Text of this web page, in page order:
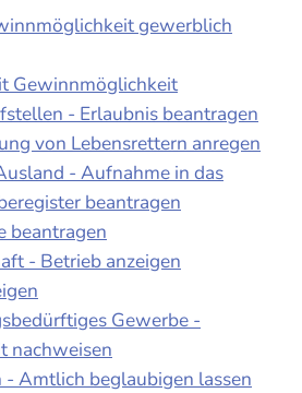
gewerblich
Gewinnmöglichkeit
- Erlaubnis beantragen
von Lebensrettern anregen
- Aufnahme in das
beantragen
beantragen
- Betrieb anzeigen
Gewerbe -
nachweisen
Amtlich beglaubigen lassen